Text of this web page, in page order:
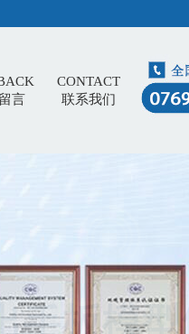
言
CONTACT
联系我们